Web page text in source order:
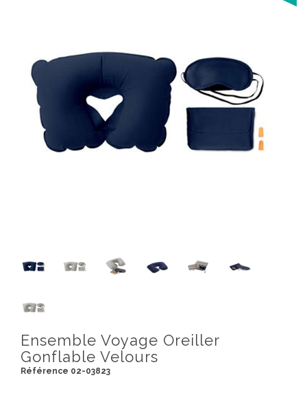
Ensemble Voyage Oreiller
Gonflable Velours
Référence 02-03823